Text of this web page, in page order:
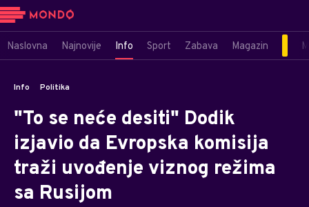
Naslovna Najnovije Info Sport Zabava Magazin
Info Politika
"To se neće desiti" Dodik
izjavio da Evropska komisija
traži uvođenje viznog režima
sa Rusijom